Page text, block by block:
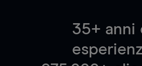
35+ anni